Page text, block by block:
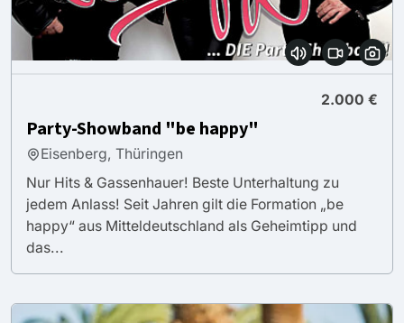
2.000 €
Party-Showband "be happy"
Eisenberg, Thüringen
Nur Hits & Gassenhauer! Beste Unterhaltung zu
jedem Anlass! Seit Jahren gilt die Formation „be
happy“ aus Mitteldeutschland als Geheimtipp und
das...